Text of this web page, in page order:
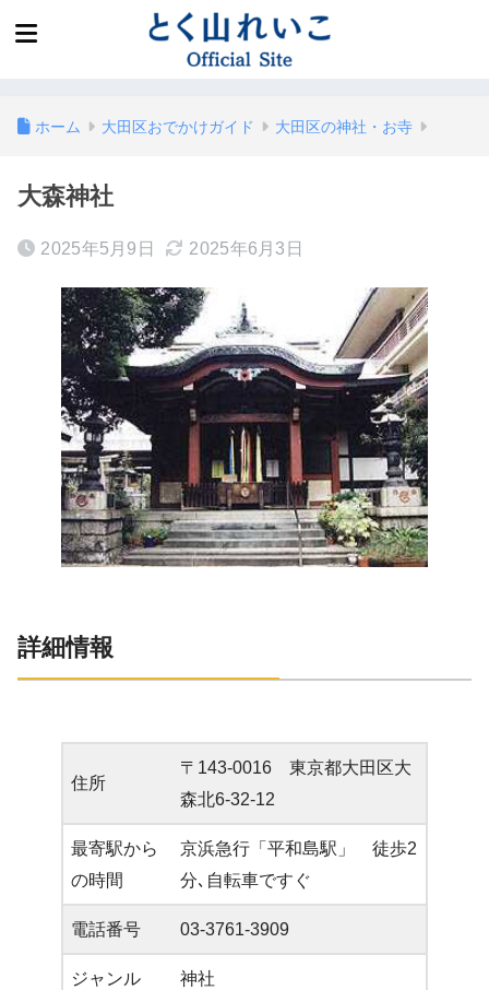
ホーム 大田区おでかけガイド 大田区の神社・お寺
大森神社
2025年5月9日 2025年6月3日
詳細情報
住所
〒143-0016 東京都大田区大
森北6-32-12
最寄駅から
の時間
京浜急行「平和島駅」 徒歩2
分､自転車ですぐ
電話番号 03-3761-3909
ジャンル 神社